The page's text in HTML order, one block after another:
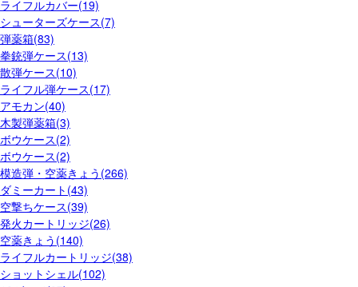
ライフルカバー(19)
シューターズケース(7)
弾薬箱(83)
拳銃弾ケース(13)
散弾ケース(10)
ライフル弾ケース(17)
アモカン(40)
木製弾薬箱(3)
ボウケース(2)
ボウケース(2)
模造弾・空薬きょう(266)
ダミーカート(43)
空撃ちケース(39)
発火カートリッジ(26)
空薬きょう(140)
ライフルカートリッジ(38)
ショットシェル(102)